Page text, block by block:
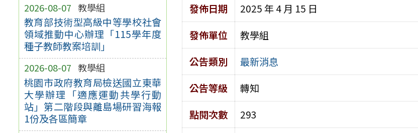
2026-08-07 教學組
教育部技術型高級中等學校社會
領域推動中心辦理「115學年度
種子教師教案培訓」
2026-08-07 教學組
桃園市政府教育局檢送國立東華
大學辦理「適應運動共學行動
站」第二階段與離島場研習海報
1份及各區簡章
發佈日期
2025 年 4 月 15 日
發佈單位
教學組
公告類別
最新消息
公告等級
轉知
點閱次數
293